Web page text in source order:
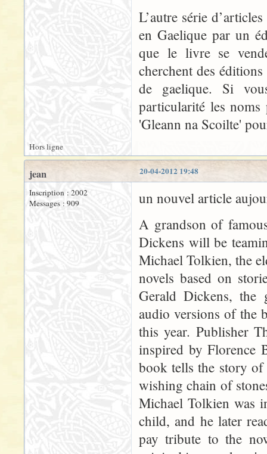
L’autre série
en Gaelique par un
que le livre se
cherchent des
de gaelique. Si
particularité les
'Gleann na Scoilte'
Hors ligne
20-04-2012 19:48
jean
Inscription : 2002
Messages : 909
un nouvel article
A grandson of
Dickens will be
Michael Tolkien, the
novels based on
Gerald Dickens, the
audio versions of the
this year. Publisher
inspired by Florence
book tells the story of
wishing chain of
Michael Tolkien was
child, and he later
pay tribute to the